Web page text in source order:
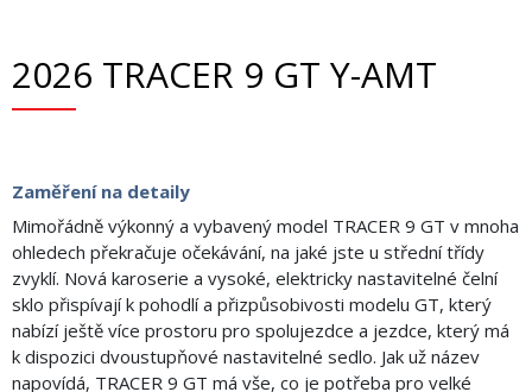
2026 TRACER 9 GT Y-AMT
Zaměření na detaily
Mimořádně výkonný a vybavený model TRACER 9 GT v mnoha
ohledech překračuje očekávání, na jaké jste u střední třídy
zvyklí. Nová karoserie a vysoké, elektricky nastavitelné čelní
sklo přispívají k pohodlí a přizpůsobivosti modelu GT, který
nabízí ještě více prostoru pro spolujezdce a jezdce, který má
k dispozici dvoustupňové nastavitelné sedlo. Jak už název
napovídá, TRACER 9 GT má vše, co je potřeba pro velké